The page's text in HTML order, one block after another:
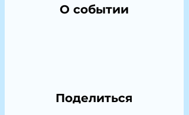
О событии
Поделиться